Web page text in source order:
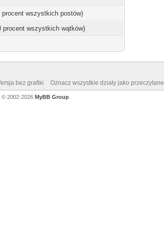
wszystkich postów)
procent wszystkich wątków)
bez grafiki Oznacz wszystkie działy jako przeczytane
© 2002-2026 MyBB Group.